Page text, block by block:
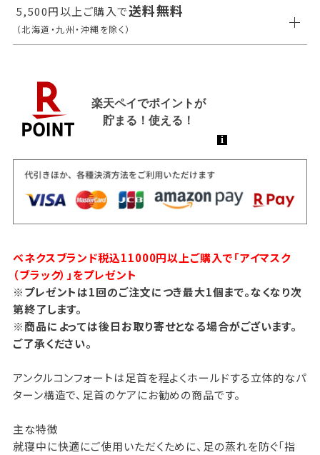
5,500円以上ご購入で送料無料
（北海道・九州・沖縄を除く）
ベネクスブランド税込11000円以上ご購入で「アイマスク
（ブラック）」をプレゼント
※プレゼントは1回のご注文につき最大1個まで。なくなり次
第終了します。
※商品によっては後日お取り寄せとなる場合がございます。
ご了承ください。
アンクルコンフォートは足首を程よくホールドする立体的なパ
ターン構造で、足首のケアにお勧めの商品です。
主な特徴
就寝中に快適にご使用いただくために、足の蒸れを防ぐ「指